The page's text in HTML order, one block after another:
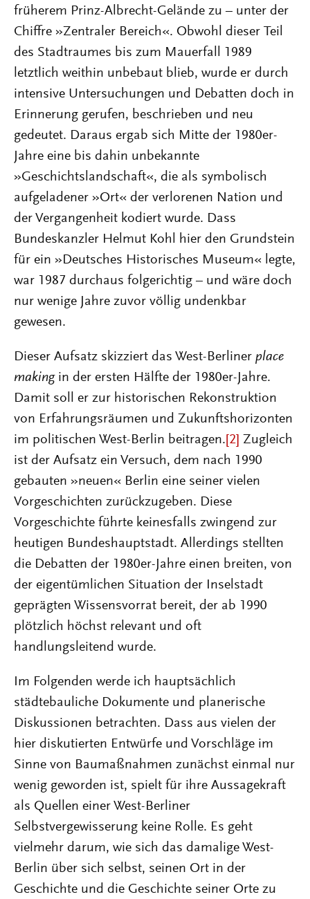
früherem Prinz-Albrecht-Gelände zu – unter der
Chiffre »Zentraler Bereich«. Obwohl dieser Teil
des Stadtraumes bis zum Mauerfall 1989
letztlich weithin unbebaut blieb, wurde er durch
intensive Untersuchungen und Debatten doch in
Erinnerung gerufen, beschrieben und neu
gedeutet. Daraus ergab sich Mitte der 1980er-
Jahre eine bis dahin unbekannte
»Geschichtslandschaft«, die als symbolisch
aufgeladener »Ort« der verlorenen Nation und
der Vergangenheit kodiert wurde. Dass
Bundeskanzler Helmut Kohl hier den Grundstein
für ein »Deutsches Historisches Museum« legte,
war 1987 durchaus folgerichtig – und wäre doch
nur wenige Jahre zuvor völlig undenkbar
gewesen.
Dieser Aufsatz skizziert das West-Berliner place
makingin der ersten Hälfte der 1980er-Jahre.
Damit soll er zur historischen Rekonstruktion
von Erfahrungsräumen und Zukunftshorizonten
im politischen West-Berlin beitragen. [2] Zugleich
ist der Aufsatz ein Versuch, dem nach 1990
gebauten »neuen« Berlin eine seiner vielen
Vorgeschichten zurückzugeben. Diese
Vorgeschichte führte keinesfalls zwingend zur
heutigen Bundeshauptstadt. Allerdings stellten
die Debatten der 1980er-Jahre einen breiten, von
der eigentümlichen Situation der Inselstadt
geprägten Wissensvorrat bereit, der ab 1990
plötzlich höchst relevant und oft
handlungsleitend wurde.
Im Folgenden werde ich hauptsächlich
städtebauliche Dokumente und planerische
Diskussionen betrachten. Dass aus vielen der
hier diskutierten Entwürfe und Vorschläge im
Sinne von Baumaßnahmen zunächst einmal nur
wenig geworden ist, spielt für ihre Aussagekraft
als Quellen einer West-Berliner
Selbstvergewisserung keine Rolle. Es geht
vielmehr darum, wie sich das damalige West-
Berlin über sich selbst, seinen Ort in der
Geschichte und die Geschichte seiner Orte zu